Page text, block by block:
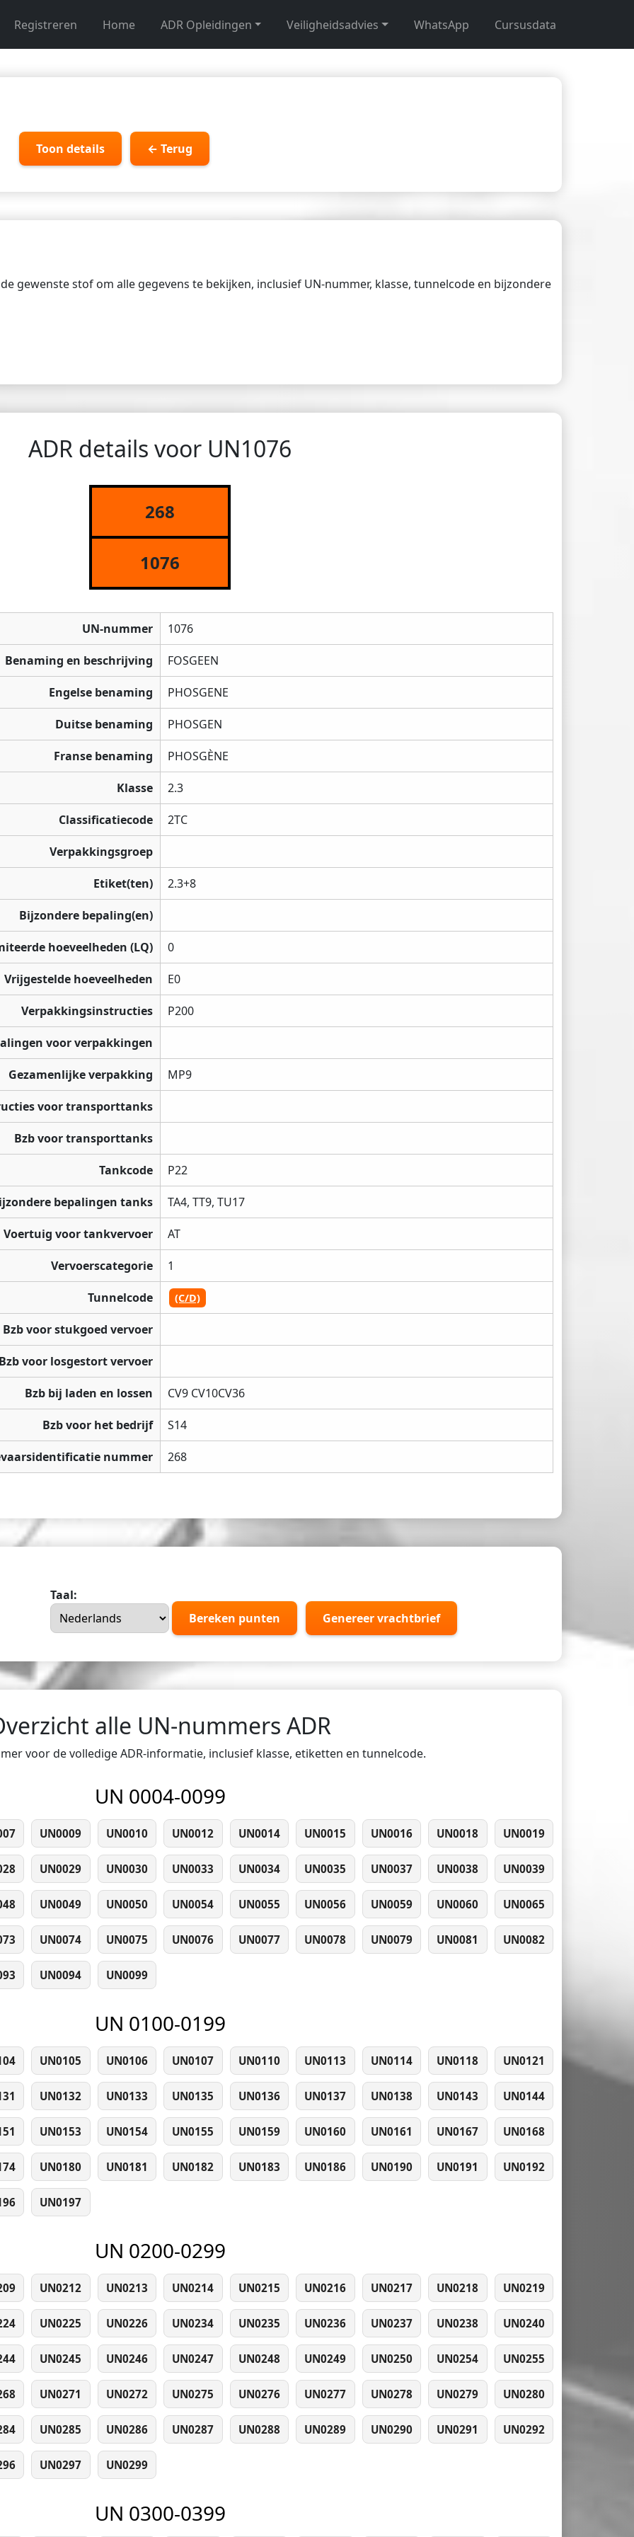
Registreren Home ADR Opleidingen Veiligheidsadvies WhatsApp Cursusdata
Toon details ← Terug
gewenste stof om alle gegevens te bekijken, inclusief UN-nummer, klasse, tunnelcode en bijzondere
ADR details voor UN1076
268
1076
UN-nummer 1076
Benaming en beschrijving FOSGEEN
Engelse benaming PHOSGENE
Duitse benaming PHOSGEN
Franse benaming PHOSGÈNE
Klasse 2.3
Classificatiecode 2TC
Verpakkingsgroep
Etiket(ten) 2.3+8
Bijzondere bepaling(en)
hoeveelheden (LQ) 0
Vrijgestelde hoeveelheden E0
Verpakkingsinstructies P200
voor verpakkingen
Gezamenlijke verpakking MP9
voor transporttanks
Bzb voor transporttanks
Tankcode P22
bepalingen tanks TA4, TT9, TU17
Voertuig voor tankvervoer AT
Vervoerscategorie 1
Tunnelcode (C/D)
Bzb voor stukgoed vervoer
voor losgestort vervoer
Bzb bij laden en lossen CV9 CV10CV36
Bzb voor het bedrijf S14
nummer 268
Taal:
Bereken punten
Genereer vrachtbrief
alle UN-nummers ADR
voor de volledige ADR-informatie, inclusief klasse, etiketten en tunnelcode.
UN 0004-0099
UN0009 UN0010 UN0012 UN0014 UN0015 UN0016 UN0018 UN0019
UN0029 UN0030 UN0033 UN0034 UN0035 UN0037 UN0038 UN0039
UN0049 UN0050 UN0054 UN0055 UN0056 UN0059 UN0060 UN0065
UN0074 UN0075 UN0076 UN0077 UN0078 UN0079 UN0081 UN0082
UN0094 UN0099
UN 0100-0199
UN0105 UN0106 UN0107 UN0110 UN0113 UN0114 UN0118 UN0121
UN0132 UN0133 UN0135 UN0136 UN0137 UN0138 UN0143 UN0144
UN0153 UN0154 UN0155 UN0159 UN0160 UN0161 UN0167 UN0168
UN0180 UN0181 UN0182 UN0183 UN0186 UN0190 UN0191 UN0192
UN0197
UN 0200-0299
UN0212 UN0213 UN0214 UN0215 UN0216 UN0217 UN0218 UN0219
UN0225 UN0226 UN0234 UN0235 UN0236 UN0237 UN0238 UN0240
UN0245 UN0246 UN0247 UN0248 UN0249 UN0250 UN0254 UN0255
UN0271 UN0272 UN0275 UN0276 UN0277 UN0278 UN0279 UN0280
UN0285 UN0286 UN0287 UN0288 UN0289 UN0290 UN0291 UN0292
UN0297 UN0299
UN 0300-0399